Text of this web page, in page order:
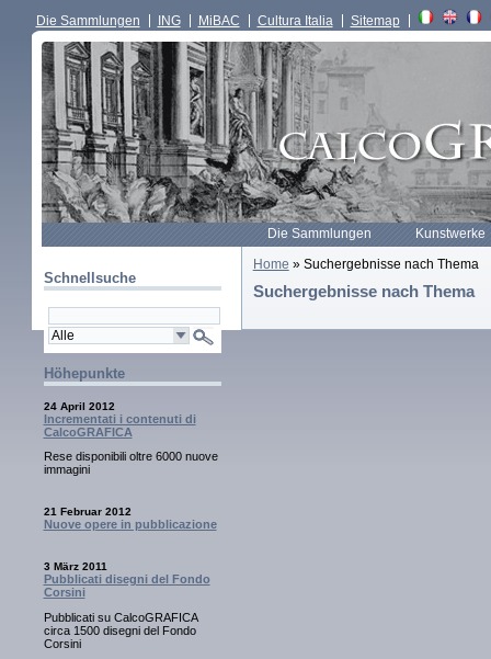
Die Sammlungen ING MiBAC Cultura Italia Sitemap
Die Sammlungen Kunstwerke
Schnellsuche
Höhepunkte
24 April 2012
Incrementati i contenuti di
CalcoGRAFICA
Rese disponibili oltre 6000 nuove
immagini
21 Februar 2012
Nuove opere in pubblicazione
3 März 2011
Pubblicati disegni del Fondo
Corsini
Pubblicati su CalcoGRAFICA
circa 1500 disegni del Fondo
Corsini
Home » Suchergebnisse nach Thema
Suchergebnisse nach Thema